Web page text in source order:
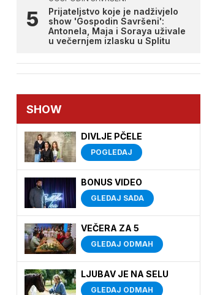
Prijateljstvo koje je nadživjelo
show 'Gospodin Savršeni':
Antonela, Maja i Soraya uživale
u večernjem izlasku u Splitu
SHOW
DIVLJE PČELE
POGLEDAJ
BONUS VIDEO
GLEDAJ SADA
VEČERA ZA 5
GLEDAJ ODMAH
LJUBAV JE NA SELU
GLEDAJ ODMAH